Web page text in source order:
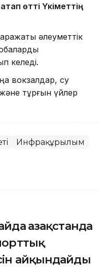
өтті Үкіметтің
әлеуметтік
келеді.
вокзалдар, су
тұрғын үйлер
Инфрақұрылым
Қазақстанда
айқындайды